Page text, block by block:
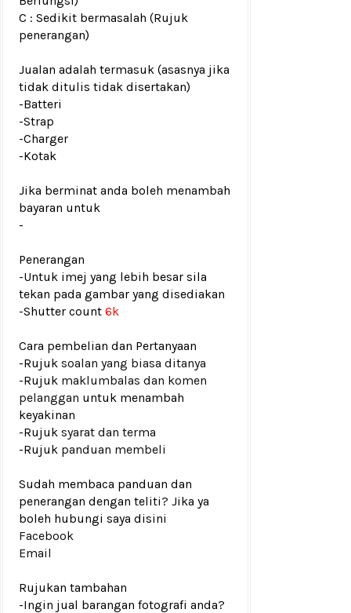
C : Sedikit bermasalah (Rujuk
penerangan)
Jualan adalah termasuk (asasnya jika
tidak ditulis tidak disertakan)
-Batteri
-Strap
-Charger
-Kotak
Jika berminat anda boleh menambah
bayaran untuk
-
Penerangan
-Untuk imej yang lebih besar sila
tekan pada gambar yang disediakan
-Shutter count 6k
Cara pembelian dan Pertanyaan
-Rujuk soalan yang biasa ditanya
-Rujuk maklumbalas dan komen
pelanggan untuk menambah
keyakinan
-Rujuk syarat dan terma
-Rujuk panduan membeli
Sudah membaca panduan dan
penerangan dengan teliti? Jika ya
boleh hubungi saya disini
Facebook
Email
Rujukan tambahan
-Ingin jual barangan fotografi anda?